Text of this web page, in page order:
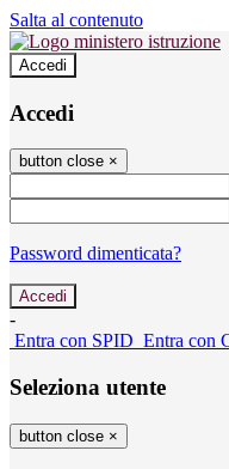
Salta al contenuto
Accedi
Accedi
button close ×
Password dimenticata?
-
Entra con SPID Entra con
Seleziona utente
button close ×